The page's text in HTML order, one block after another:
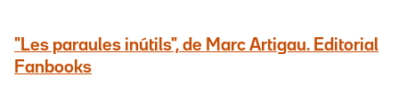
"Les paraules inútils", de Marc Artigau. Editorial
Fanbooks